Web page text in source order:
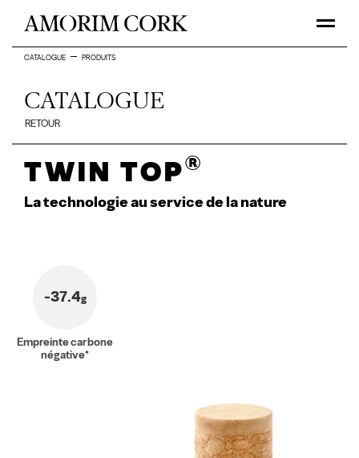
CATALOGUE PRODUITS
CATALOGUE
RETOUR
Twin Top®
La technologie au service de la nature
-37.4g
Empreinte carbone
négative*